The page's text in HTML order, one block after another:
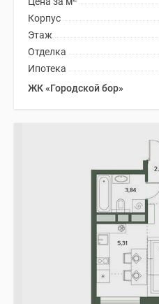
Корпус
Этаж
Отделка
Ипотека
ЖК «Городской бор»